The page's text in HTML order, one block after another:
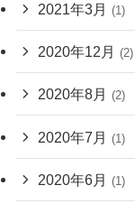
2021年3月 (1)
2020年12月 (2)
2020年8月 (2)
2020年7月 (1)
2020年6月 (1)